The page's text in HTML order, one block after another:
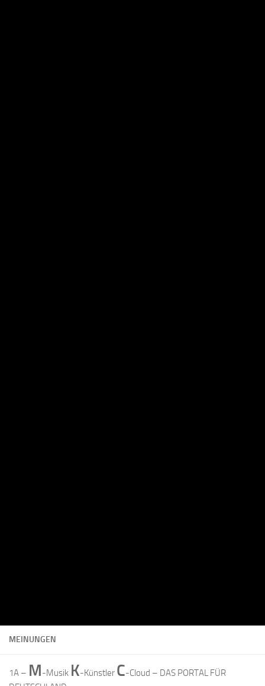
MEINUNGEN
1A – M-Musik K-Künstler C-Cloud – DAS PORTAL FÜR